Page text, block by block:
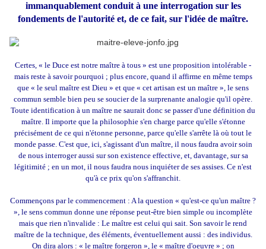
immanquablement conduit à une interrogation sur les
fondements de l'autorité et, de ce fait, sur l'idée de maître.
Certes, « le Duce est notre maître à tous » est une proposition intolérable -
mais reste à savoir pourquoi ; plus encore, quand il affirme en même temps
que « le seul maître est Dieu » et que « cet artisan est un maître », le sens
commun semble bien peu se soucier de la surprenante analogie qu'il opère.
Toute identification à un maître ne saurait donc se passer d'une définition du
maître. Il importe que la philosophie s'en charge parce qu'elle s'étonne
précisément de ce qui n'étonne personne, parce qu'elle s'arrête là où tout le
monde passe. C'est que, ici, s'agissant d'un maître, il nous faudra avoir soin
de nous interroger aussi sur son existence effective, et, davantage, sur sa
légitimité ; en un mot, il nous faudra nous inquiéter de ses assises. Ce n'est
qu'à ce prix qu'on s'affranchit.
Commençons par le commencement : A la question « qu'est-ce qu'un maître ?
», le sens commun donne une réponse peut-être bien simple ou incomplète
mais que rien n'invalide : Le maître est celui qui sait. Son savoir le rend
maître de la technique, des éléments, éventuellement aussi : des individus.
On dira alors : « le maître forgeron », le « maître d'oeuvre » ; on